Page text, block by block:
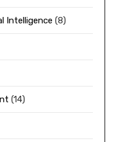
Intelligence (8)
(14)